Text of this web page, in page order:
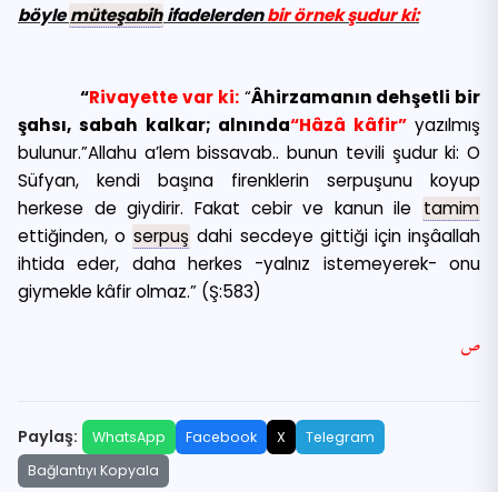
böylemüteşabih ifadelerdenbir örnek şudur ki:
“Rivayette var ki:“Âhirzamanın dehşetli bir
şahsı, sabah kalkar; alnında“Hâzâ kâfir”yazılmış
bulunur.”Allahu a’lem bissavab.. bunun tevili şudur ki: O
Süfyan, kendi başına firenklerin serpuşunu koyup
herkese de giydirir. Fakat cebir ve kanun ile tamim
ettiğinden, o serpuş dahi secdeye gittiği için inşâallah
ihtida eder, daha herkes -yalnız istemeyerek- onu
giymekle kâfir olmaz.” (Ş:583)
ص
Paylaş: WhatsApp Facebook X
Telegram
Bağlantıyı Kopyala